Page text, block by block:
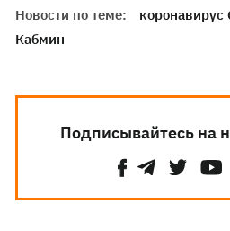
Новости по теме: коронавирус
Кабмин
Подписывайтесь на